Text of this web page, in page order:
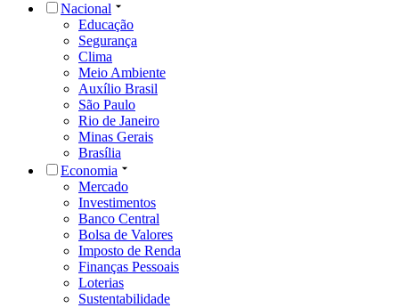
Nacional
Educação
Segurança
Clima
Meio Ambiente
Auxílio Brasil
São Paulo
Rio de Janeiro
Minas Gerais
Brasília
Economia
Mercado
Investimentos
Banco Central
Bolsa de Valores
Imposto de Renda
Finanças Pessoais
Loterias
Sustentabilidade